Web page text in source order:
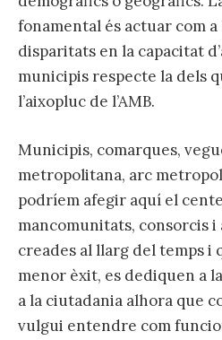
fonamental és actuar com
disparitats en la capacitat
municipis respecte la dels
l’aixopluc de l’AMB.
Municipis, comarques,
metropolitana, arc
podríem afegir aquí el
mancomunitats, consorcis
creades al llarg del temps i
menor èxit, es dediquen a
a la ciutadania alhora que
vulgui entendre com